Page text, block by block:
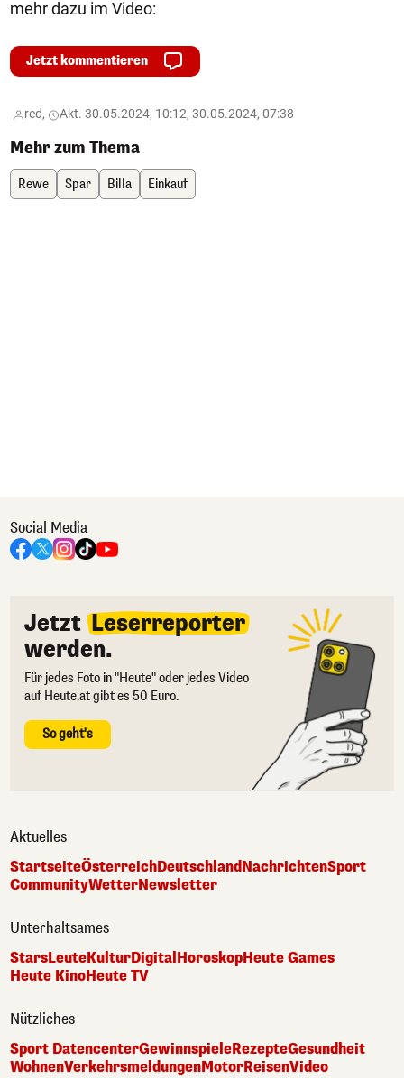
mehr dazu im Video:
Jetzt kommentieren
red, Akt. 30.05.2024, 10:12, 30.05.2024, 07:38
Mehr zum Thema
Rewe Spar Billa Einkauf
Social Media
Jetzt Leserreporter
werden.
Für jedes Foto in "Heute" oder jedes Video
auf Heute.at gibt es 50 Euro.
So geht's
Aktuelles
StartseiteÖsterreichDeutschlandNachrichtenSport
CommunityWetterNewsletter
Unterhaltsames
StarsLeuteKulturDigitalHoroskopHeute Games
Heute KinoHeute TV
Nützliches
Sport DatencenterGewinnspieleRezepteGesundheit
WohnenVerkehrsmeldungenMotorReisenVideo